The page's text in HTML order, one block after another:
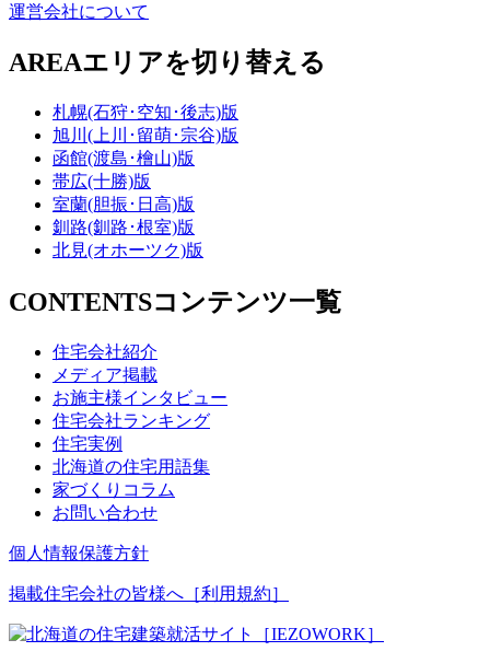
運営会社について
AREAエリアを切り替える
札幌(石狩･空知･後志)版
旭川(上川･留萌･宗谷)版
函館(渡島･檜山)版
帯広(十勝)版
室蘭(胆振･日高)版
釧路(釧路･根室)版
北見(オホーツク)版
CONTENTSコンテンツ一覧
住宅会社紹介
メディア掲載
お施主様インタビュー
住宅会社ランキング
住宅実例
北海道の住宅用語集
家づくりコラム
お問い合わせ
個人情報保護方針
掲載住宅会社の皆様へ［利用規約］